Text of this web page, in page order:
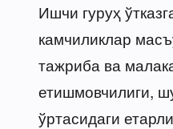
Ишчи гуруҳ
камчиликлар
тажриба ва
етишмовчилиги,
ўртасидаги